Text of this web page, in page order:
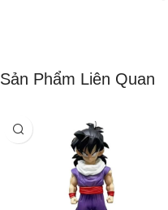
Sản Phẩm Liên Quan